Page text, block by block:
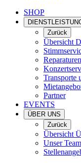
SHOP
Zurück
Übersicht
Transporte
Partner
EVENTS
ÜBER UNS
Zurück
Übersicht
Unser Team